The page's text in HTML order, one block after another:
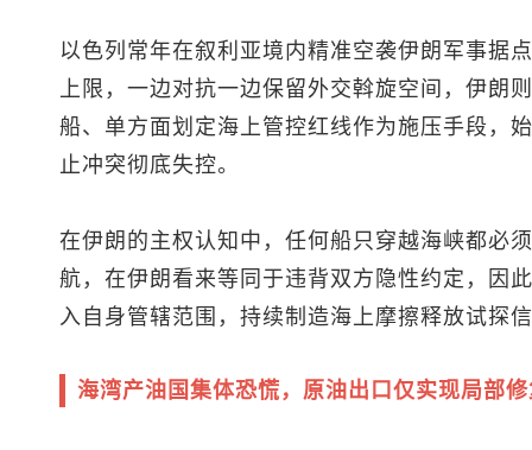
以色列常年在叙利亚境内精准空袭伊朗军事据
上限，一边对抗一边保留外交斡旋空间，伊朗
船、单方面划定海上管控红线作为施压手段，
止冲突彻底失控。
在伊朗的主权认知中，任何船只穿越海峡都必
航，在伊朗看来等同于违背双方隐性约定，因
入自身管辖范围，持续制造海上摩擦释放试探
海湾产油国集体恐慌，原油出口仅实现局部